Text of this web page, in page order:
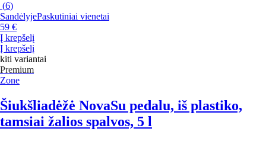
(6)
SandėlyjePaskutiniai vienetai
59 €
Į krepšelį
Į krepšelį
kiti variantai
Premium
Zone
Šiukšliadėžė NovaSu pedalu, iš plastiko,
tamsiai žalios spalvos, 5 l